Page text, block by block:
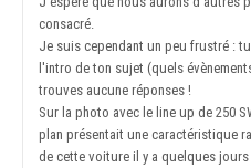
consacré.
Je suis cependant un peu frustré :
l'intro de ton sujet (quels
trouves aucune réponses !
Sur la photo avec le line up de 250
plan présentait une caractéristique
de cette voiture il y a quelques